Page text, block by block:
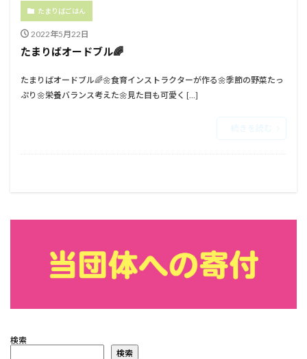
たまりばごはん
2022年5月22日
たまりばオードブル🌈⁡
たまりばオードブル🌈⁡⁡🌼食育インストラクターが作る⁡🌼季節の野菜たっ
ぷり⁡⁡🌼栄養バランス考えた⁡⁡🌼見た目も可愛く⁡ […]
検索
検索